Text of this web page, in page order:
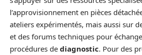
l’approvisionnement en pièces
ateliers expérimentés, mais aussi sur
et des forums techniques pour
procédures de diagnostic. Pour des